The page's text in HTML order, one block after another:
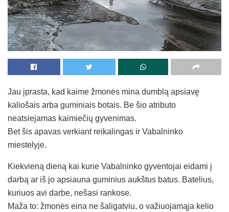
Jau įprasta, kad kaime žmonės mina dumblą apsiavę
kaliošais arba guminiais botais. Be šio atributo
neatsiejamas kaimiečių gyvenimas.
Bet šis apavas verkiant reikalingas ir Vabalninko
miestelyje.
Kiekvieną dieną kai kurie Vabalninko gyventojai eidami į
darbą ar iš jo apsiauna guminius aukštus batus. Batelius,
kuriuos avi darbe, nešasi rankose.
Maža to: žmonės eina ne šaligatviu, o važiuojamąja kelio